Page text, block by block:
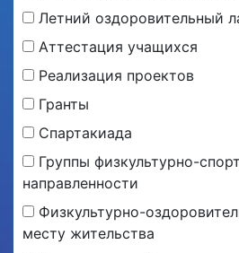
Летний оздоровительный
Аттестация учащихся
Реализация проектов
Гранты
Спартакиада
Группы физкультурно-
направленности
Физкультурно-
месту жительства